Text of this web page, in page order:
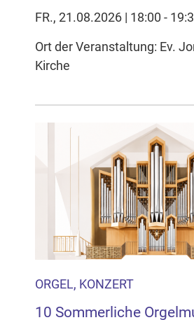
FR., 21.08.2026 | 18:00 -
Ort der Veranstaltung: Ev.
Kirche
ORGEL, KONZERT
10 Sommerliche